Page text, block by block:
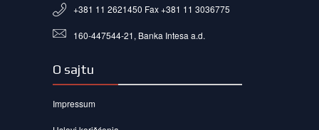
+381 11 2621450 Fax +381 11 3036775
160-447544-21, Banka Intesa a.d.
O sajtu
Impressum